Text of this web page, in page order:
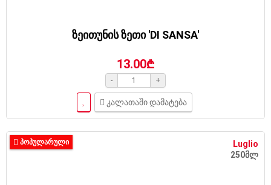
ზეითუნის ზეთი 'DI SANSA'
13.00₾
- +
კალათაში დამატება
Luglio
250მლ
ᲞᲝᲞᲣᲚᲐᲠᲣᲚᲘ